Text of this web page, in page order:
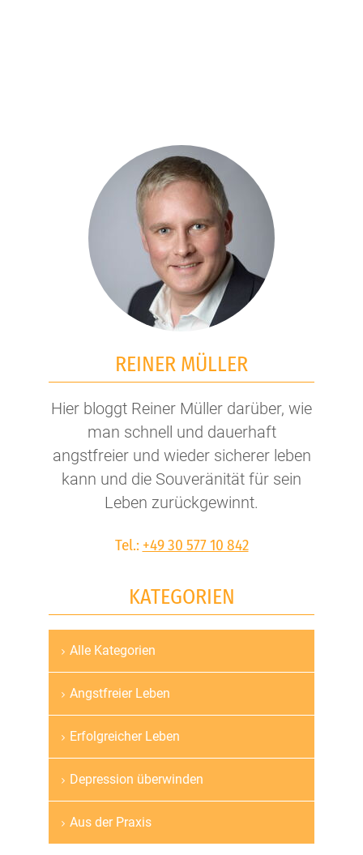
REINER MÜLLER
Hier bloggt Reiner Müller darüber, wie
man schnell und dauerhaft
angstfreier und wieder sicherer leben
kann und die Souveränität für sein
Leben zurückgewinnt.
Tel.: +49 30 577 10 842
KATEGORIEN
Navigation
überspringen
Alle Kategorien
Angstfreier Leben
Erfolgreicher Leben
Depression überwinden
Aus der Praxis